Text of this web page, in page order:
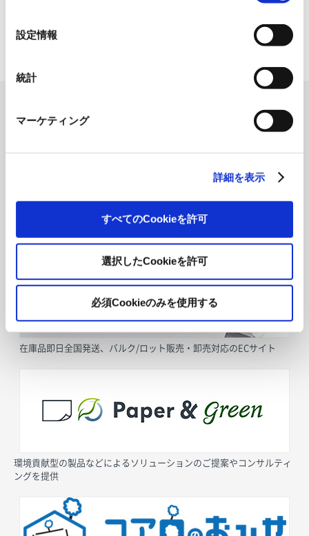
れられない場合、本ウェブサイトの機能が制限される場
設定情報
統計
マーケティング
詳細を表示
すべてのCookieを許可
選択したCookieを許可
必須Cookieのみを使用する
日本紙パルプ商事は、2026年5月30日および31日に山口県...
在庫品即日全国発送、バルク/ロット販売・卸売対応のECサイト
環境貢献型の製品などによるソリューションのご提案やコンサルティ
ングを提供